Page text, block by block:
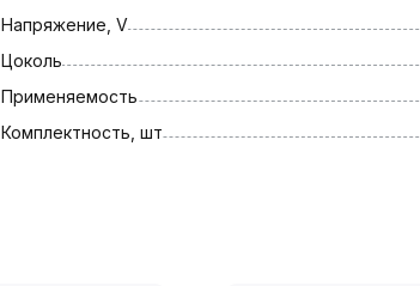
Напряжение, V
Цоколь
Применяемость
Комплектность, шт